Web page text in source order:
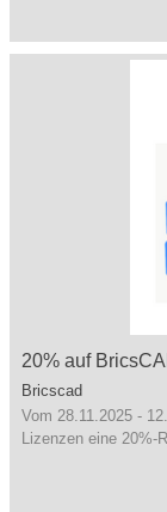
20% auf
Bricscad
Vom 28.11.2025 -
Lizenzen eine 20%-